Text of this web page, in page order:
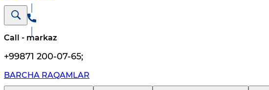
Call - markaz
+99871 200-07-65;
BARCHA RAQAMLAR